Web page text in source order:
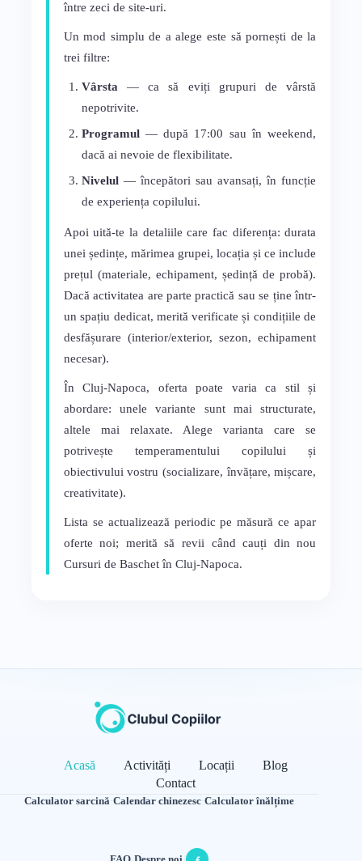
între zeci de site-uri.
Un mod simplu de a alege este să pornești de la
trei filtre:
Vârsta— ca să eviți grupuri de vârstă
nepotrivite.
Programul— după 17:00 sau în weekend,
dacă ai nevoie de flexibilitate.
Nivelul— începători sau avansați, în funcție
de experiența copilului.
Apoi uită-te la detaliile care fac diferența: durata
unei ședințe, mărimea grupei, locația și ce include
prețul (materiale, echipament, ședință de probă).
Dacă activitatea are parte practică sau se ține într-
un spațiu dedicat, merită verificate și condițiile de
desfășurare (interior/exterior, sezon, echipament
necesar).
În Cluj-Napoca, oferta poate varia ca stil și
abordare: unele variante sunt mai structurate,
altele mai relaxate. Alege varianta care se
potrivește temperamentului copilului și
obiectivului vostru (socializare, învățare, mișcare,
creativitate).
Lista se actualizează periodic pe măsură ce apar
oferte noi; merită să revii când cauți din nou
Cursuri de Baschet în Cluj-Napoca.
Acasă Activități Locații
Blog
Contact
Calculator sarcină·Calendar chinezesc·Calculator înălțime